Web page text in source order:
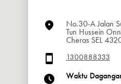
No.30-A Jalan
Tun Hussein
Cheras SEL
1300888333
Waktu